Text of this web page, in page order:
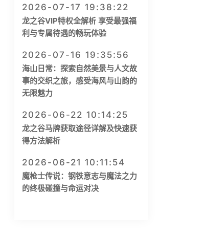
2026-07-17 19:38:22
龙之谷VIP特权全解析 享受最强福
利与专属待遇的畅玩体验
2026-07-16 19:35:56
海山日常：探索自然美景与人文故
事的交织之旅，感受海风与山韵的
无限魅力
2026-06-22 10:14:25
龙之谷马牌获取途径详解及快速获
得方法解析
2026-06-21 10:11:54
魔枪士传说：钢铁意志与魔法之力
的终极碰撞与命运对决